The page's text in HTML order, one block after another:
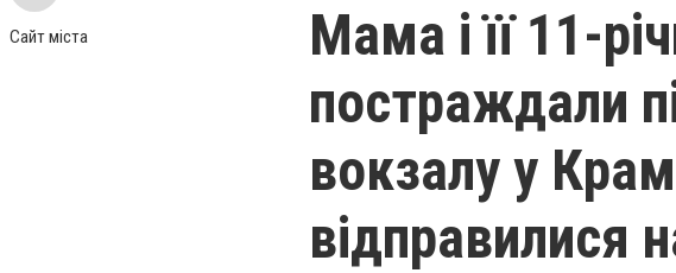
Сайт міста
Мама і її 11-
постраждали
вокзалу у
відправилися